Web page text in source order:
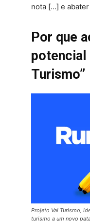
nota […] e
Por que
potencial
Turismo”
Projeto Vai Turismo,
turismo a um novo